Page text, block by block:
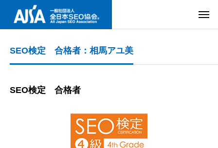
SEO検定 合格者：相馬アユ美
SEO検定 合格者